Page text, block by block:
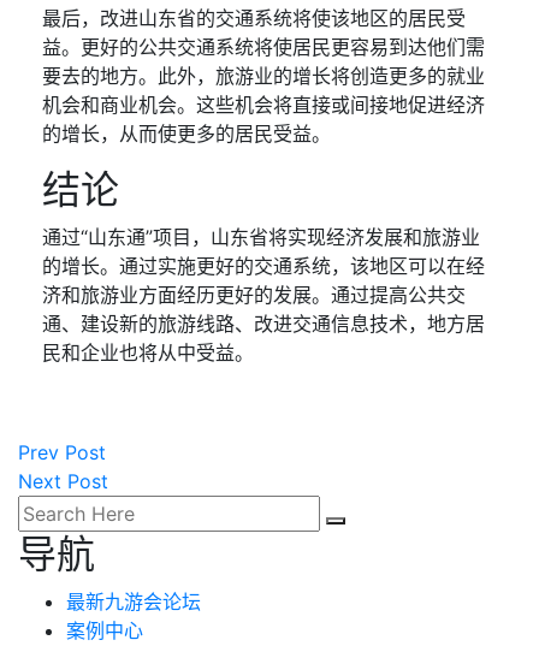
最后，改进山东省的交通系统将使该地区的居民受
益。更好的公共交通系统将使居民更容易到达他们需
要去的地方。此外，旅游业的增长将创造更多的就业
机会和商业机会。这些机会将直接或间接地促进经济
的增长，从而使更多的居民受益。
结论
通过“山东通”项目，山东省将实现经济发展和旅游业
的增长。通过实施更好的交通系统，该地区可以在经
济和旅游业方面经历更好的发展。通过提高公共交
通、建设新的旅游线路、改进交通信息技术，地方居
民和企业也将从中受益。
Prev Post
Next Post
导航
最新九游会论坛
案例中心